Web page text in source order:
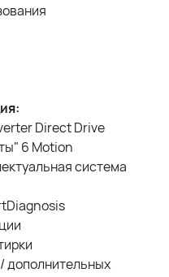
Direct Drive
6 Motion
система
дополнительных